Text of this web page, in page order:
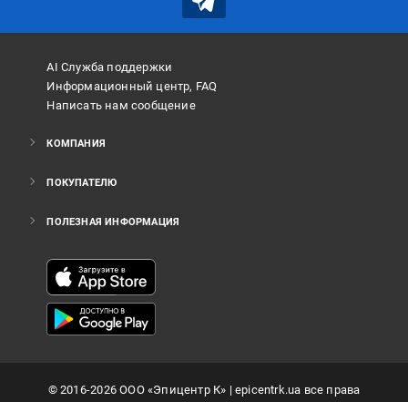
AI Служба поддержки
Информационный центр, FAQ
Написать нам сообщение
КОМПАНИЯ
ПОКУПАТЕЛЮ
ПОЛЕЗНАЯ ИНФОРМАЦИЯ
©2016-2026ООО «Эпицентр К» | epicentrk.ua все права